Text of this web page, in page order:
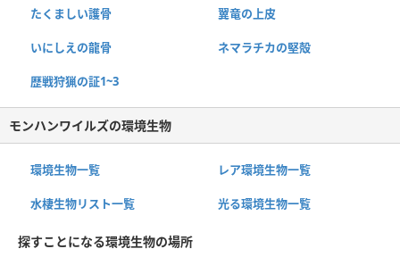
たくましい護骨 翼竜の上皮
いにしえの龍骨 ネマラチカの堅殻
歴戦狩猟の証1~3
モンハンワイルズの環境生物
環境生物一覧 レア環境生物一覧
水棲生物リスト一覧 光る環境生物一覧
探すことになる環境生物の場所